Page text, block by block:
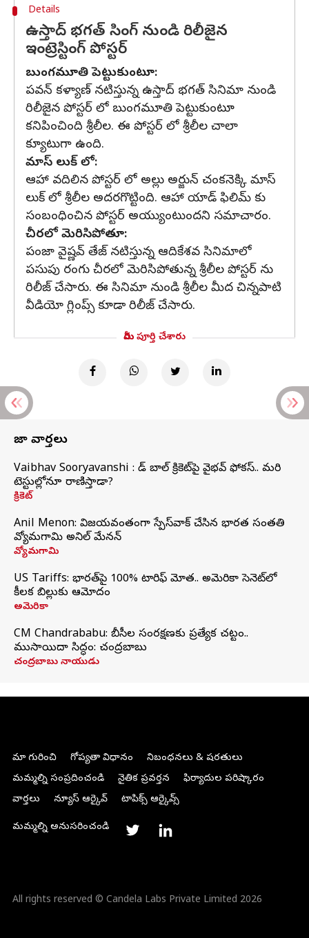
Details
ఉస్తాద్ భగత్ సింగ్ నుండి రిలీజైన
ఇంట్రెస్టింగ్ పోస్టర్
బుంగమూతి పెట్టుకుంటూ:
పవన్ కళ్యాణ్ నటిస్తున్న ఉస్తాద్ భగత్ సినిమా నుండి
రిలీజైన పోస్టర్ లో బుంగమూతి పెట్టుకుంటూ
కనిపించింది శ్రీలీల. ఈ పోస్టర్ లో శ్రీలీల చాలా
క్యూటుగా ఉంది.
మాస్ లుక్ లో:
ఆహా వదిలిన పోస్టర్ లో అల్లు అర్జున్ చంకనెక్కి మాస్
లుక్ లో శ్రీలీల అదరగొట్టింది. ఆహా యాడ్ ఫిలిమ్ కు
సంబంధించిన పోస్టర్ అయ్యుంటుందని సమాచారం.
చీరలో మెరిసిపోతూ:
పంజా వైష్ణవ్ తేజ్ నటిస్తున్న ఆదికేశవ సినిమాలో
పసుపు రంగు చీరలో మెరిసిపోతున్న శ్రీలీల పోస్టర్ ను
రిలీజ్ చేసారు. ఈ సినిమా నుండి శ్రీలీల మీద చిన్నపాటి
వీడియో గ్లింప్స్ కూడా రిలీజ్ చేసారు.
మీరు పూర్తి చేశారు
తాజా వార్తలు
Vaibhav Sooryavanshi : రెడ్ బాల్ క్రికెట్‌పై వైభవ్ ఫోకస్.. మరి
టెస్టుల్లోనూ రాణిస్తాడా?
క్రికెట్
Anil Menon: విజయవంతంగా స్పేస్‌వాక్‌ చేసిన భారత సంతతి
వ్యోమగామి అనిల్‌ మేనన్
వ్యోమగామి
US Tariffs: భారత్‌పై 100% టారిఫ్‌ మోత.. అమెరికా సెనెట్‌లో
కీలక బిల్లుకు ఆమోదం
అమెరికా
CM Chandrababu: బీసీల సంరక్షణకు ప్రత్యేక చట్టం..
ముసాయిదా సిద్ధం: చంద్రబాబు
చంద్రబాబు నాయుడు
మా గురించి గోప్యతా విధానం
నిబంధనలు & షరతులు
మమ్మల్ని సంప్రదించండి
నైతిక ప్రవర్తన
ఫిర్యాదుల పరిష్కారం
వార్తలు
న్యూస్ ఆర్కైవ్ టాపిక్స్ ఆర్కైవ్స్
మమ్మల్ని అనుసరించండి
All rights reserved © Candela Labs Private Limited 2026